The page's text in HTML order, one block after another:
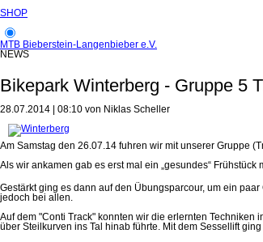
SHOP
MTB Bieberstein-Langenbieber e.V.
NEWS
Bikepark Winterberg - Gruppe 5
28.07.2014 | 08:10 von Niklas Scheller
Am Samstag den 26.07.14 fuhren wir mit unserer Gruppe
Als wir ankamen gab es erst mal ein „gesundes“
Gestärkt ging es dann auf den Übungsparcour, um ein
jedoch bei allen.
Auf dem "Conti Track" konnten wir die erlernten
über Steilkurven ins Tal hinab führte. Mit dem Sessellift